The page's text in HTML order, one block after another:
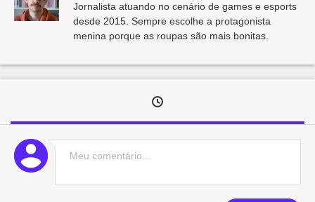
Jornalista atuando no cenário de games e esports
desde 2015. Sempre escolhe a protagonista
menina porque as roupas são mais bonitas.